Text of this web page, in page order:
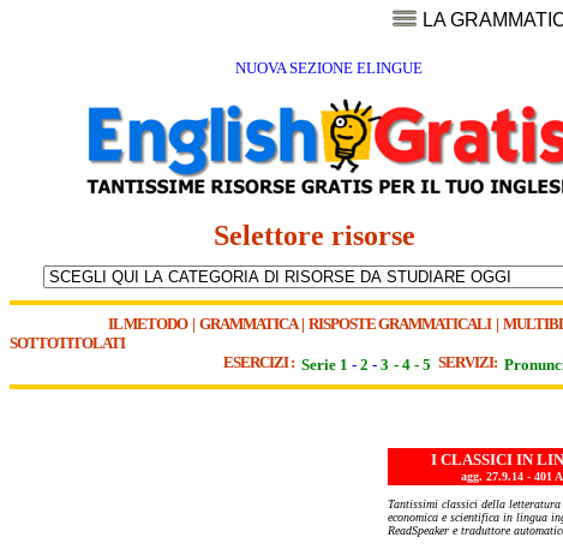
LA
NUOVA SEZIONE ELINGUE
Selettore risorse
IL METODO| GRAMMATICA| RISPOSTE GRAMMATICALI|
SOTTOTITOLATI
ESERCIZI : Serie 1 - 2 - 3 - 4 - 5 SERVIZI:
I CLASSICI IN
agg. 27.9.14 - 401
Tantissimi classici della
economica e scientifica in lingua
ReadSpeaker e traduttore